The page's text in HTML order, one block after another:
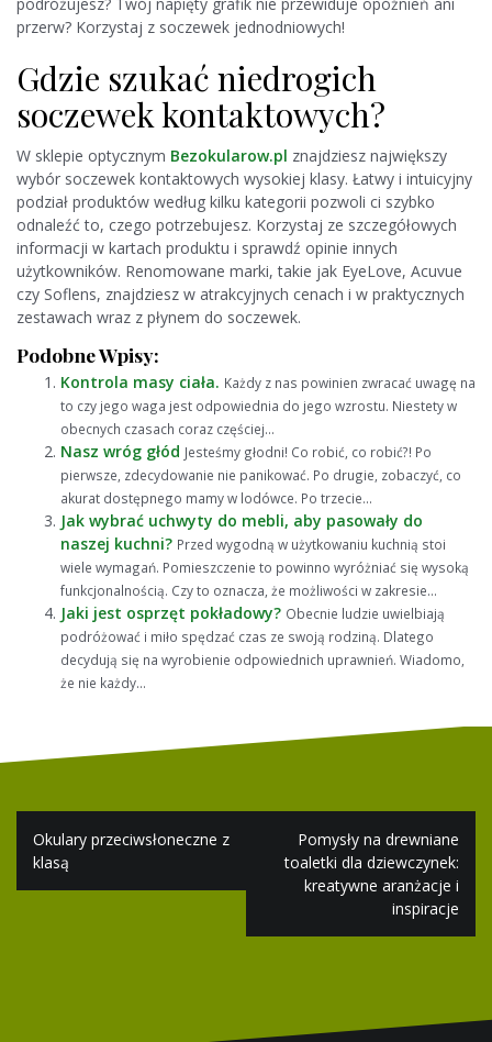
przerw? Korzystaj z soczewek jednodniowych!
Gdzie szukać niedrogich
soczewek kontaktowych?
W sklepie optycznym Bezokularow.pl znajdziesz największy
wybór soczewek kontaktowych wysokiej klasy. Łatwy i intuicyjny
podział produktów według kilku kategorii pozwoli ci szybko
odnaleźć to, czego potrzebujesz. Korzystaj ze szczegółowych
informacji w kartach produktu i sprawdź opinie innych
użytkowników. Renomowane marki, takie jak EyeLove, Acuvue
czy Soflens, znajdziesz w atrakcyjnych cenach i w praktycznych
zestawach wraz z płynem do soczewek.
Podobne Wpisy:
Kontrola masy ciała. Każdy z nas powinien zwracać uwagę na
to czy jego waga jest odpowiednia do jego wzrostu. Niestety w
obecnych czasach coraz częściej...
Nasz wróg głód Jesteśmy głodni! Co robić, co robić?! Po
pierwsze, zdecydowanie nie panikować. Po drugie, zobaczyć, co
akurat dostępnego mamy w lodówce. Po trzecie...
Jak wybrać uchwyty do mebli, aby pasowały do
naszej kuchni? Przed wygodną w użytkowaniu kuchnią stoi
wiele wymagań. Pomieszczenie to powinno wyróżniać się wysoką
funkcjonalnością. Czy to oznacza, że możliwości w zakresie...
Jaki jest osprzęt pokładowy? Obecnie ludzie uwielbiają
podróżować i miło spędzać czas ze swoją rodziną. Dlatego
decydują się na wyrobienie odpowiednich uprawnień. Wiadomo,
że nie każdy...
Nawigacja
wpisu
Okulary przeciwsłoneczne z
klasą
Pomysły na drewniane
toaletki dla dziewczynek:
kreatywne aranżacje i
inspiracje